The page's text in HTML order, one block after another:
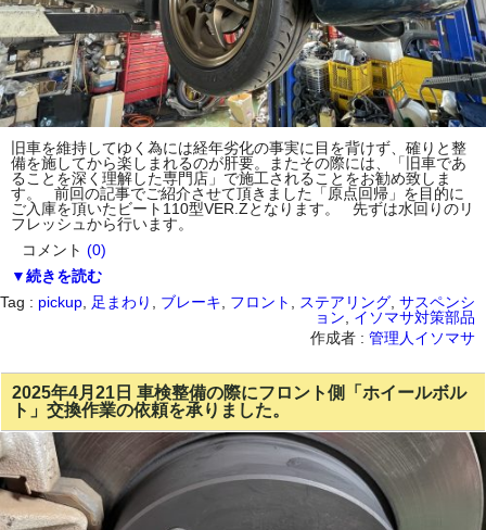
旧車を維持してゆく為には経年劣化の事実に目を背けず、確りと整
備を施してから楽しまれるのが肝要。またその際には、「旧車であ
ることを深く理解した専門店」で施工されることをお勧め致しま
す。 前回の記事でご紹介させて頂きました「原点回帰」を目的に
ご入庫を頂いたビート110型VER.Zとなります。 先ずは水回りのリ
フレッシュから行います。
コメント (0)
▼続きを読む
Tag : pickup 足まわり ブレーキ フロント ステアリング サスペンシ
ョン
イソマサ対策部品
作成者 : 管理人イソマサ
2025年4月21日 車検整備の際にフロント側「ホイールボル
ト」交換作業の依頼を承りました。